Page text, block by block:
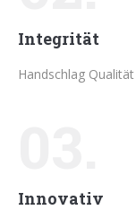
Integrität
Handschlag
Innovativ